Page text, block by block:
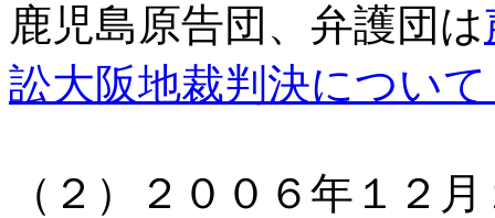
鹿児島原告団、弁護団は
訟大阪地裁判決につい
（２）２００６年１２